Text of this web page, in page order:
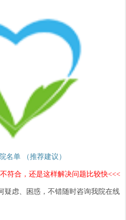
名单 （推荐建议）
符合，还是这样解决问题比较快<<<
虑、困惑，不错随时咨询我院在线